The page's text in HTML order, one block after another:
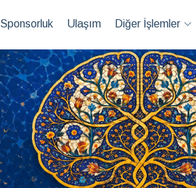
Sponsorluk Ulaşım Diğer İşlemler